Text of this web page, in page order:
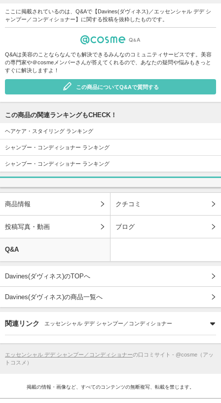
ここに掲載されているのは、Q&Aで【Davines(ダヴィネス)／エッセンシャル デデ シ
ャンプー／コンディショナー】に関する投稿を抜粋したものです。
Q&Aは美容のことならなんでも解決できるみんなのコミュニティサービスです。美容
の専門家や＠cosmeメンバーさんが答えてくれるので、あなたの疑問や悩みもきっと
すぐに解決しますよ！
この商品についてQ&Aで質問する
この商品の関連ランキングもCHECK！
ヘアケア・スタイリング ランキング
シャンプー・コンディショナー ランキング
シャンプー・コンディショナー ランキング
商品情報 クチコミ
投稿写真・動画 ブログ
Q&A
Davines(ダヴィネス)のTOPへ
Davines(ダヴィネス)の商品一覧へ
関連リンク エッセンシャル デデ シャンプー／コンディショナー
エッセンシャル デデ シャンプー／コンディショナーの口コミサイト - @cosme（アッ
トコスメ）
掲載の情報・画像など、すべてのコンテンツの無断複写、転載を禁じます。